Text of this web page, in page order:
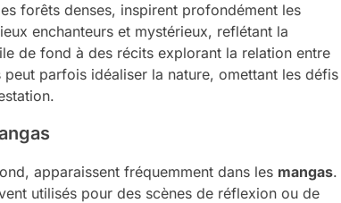
forêts denses, inspirent profondément les
enchanteurs et mystérieux, reflétant la
de fond à des récits explorant la relation entre
parfois idéaliser la nature, omettant les défis
apparaissent fréquemment dans les mangas.
utilisés pour des scènes de réflexion ou de